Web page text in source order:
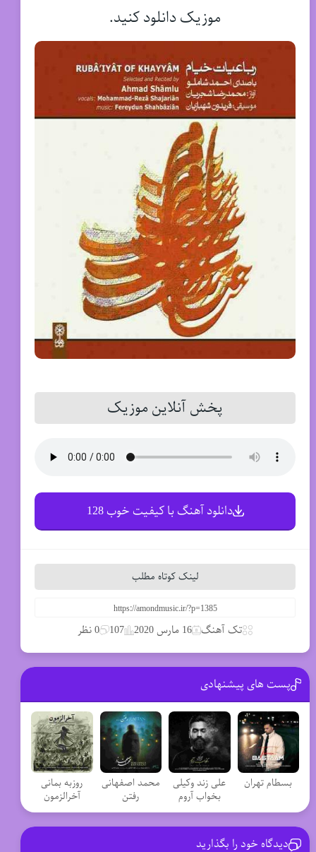
موزیک دانلود کنید.
پخش آنلاین موزیک
دانلود آهنگ با کیفیت خوب 128
لینک کوتاه مطلب
تک آهنگ 16 مارس 2020 107 0 نظر
پست های پیشنهادی
بسطام تهران
علی زند وکیلی
بخواب آروم
محمد اصفهانی
رفتن
روزبه بمانی
آخرالزمون
دیدگاه خود را بگذارید